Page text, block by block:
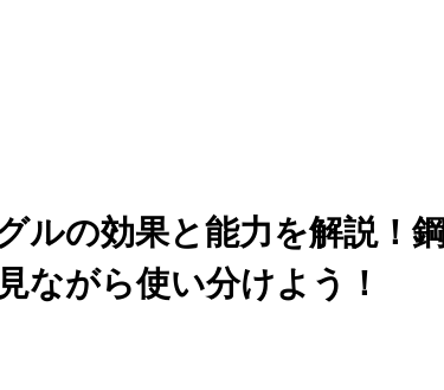
ルの効果と能力を解説！鋼
ながら使い分けよう！